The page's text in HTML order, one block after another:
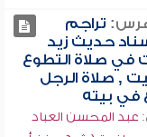
تراجم
حديث زيد
في صلاة التطوع
, صلاة الرجل
في بيته
عبد المحسن العباد